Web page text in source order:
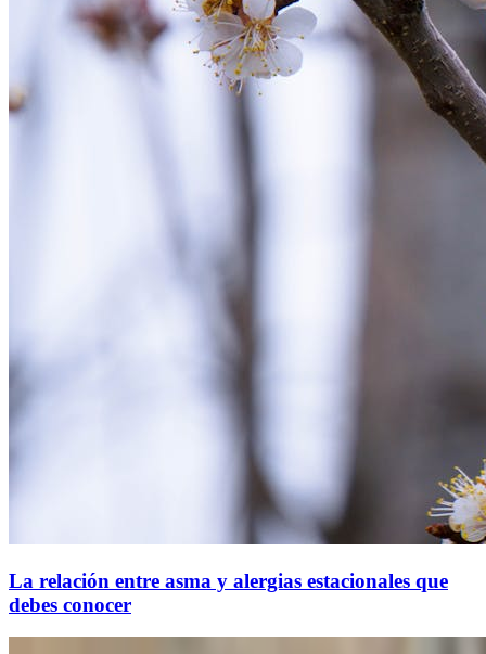
La relación entre asma y alergias estacionales que
debes conocer